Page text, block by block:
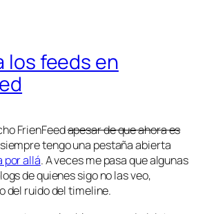
los feeds en
FrienFeedapesar de que ahora es
tengo una pestaña abierta
por allá. A veces me pasa que algunas
de quienes sigo no las veo,
del ruido del timeline.